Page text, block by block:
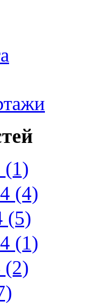
(1)
(4)
(5)
(1)
(2)